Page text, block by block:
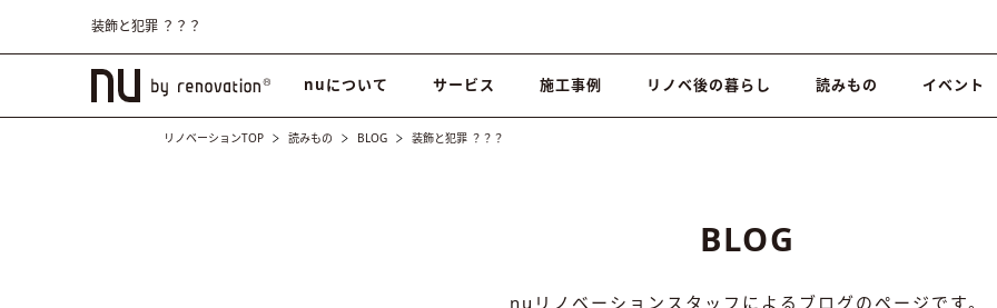
装飾と犯罪 ？？？
nuについて サービス 施工事例 リノベ後の暮らし 読みもの イベント
リノベーションTOP 読みもの BLOG 装飾と犯罪 ？？？
BLOG
nuリノベーションスタッフによるブログのページです。